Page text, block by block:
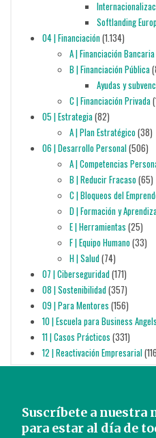
Softlanding
04 | Financiación(1.134)
A | Financiación Bancaria
B | Financiación Pública
Ayudas y
C | Financiación Privada
05 | Estrategia(82)
A | Plan Estratégico(38)
06 | Desarrollo Personal(506)
A | Competencias
B | Reducir Fracaso(65)
C | Bloqueos del
D | Formación y
E | Herramientas (25)
F | Equipo Humano(33)
H | Salud(74)
07 | Ciberseguridad(171)
08 | Sostenibilidad(357)
09 | Para Mentores (156)
10 | Escuela para Business Angels
11 | Casos Prácticos (331)
12 | Reactivación Empresarial
Suscríbete a
para estar al día de